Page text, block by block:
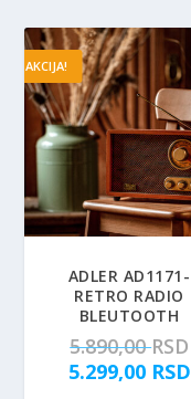
AKCIJA!
ADLER AD1171-
RETRO RADIO
BLEUTOOTH
5.890,00RSD
r
5.299,00 RSDT